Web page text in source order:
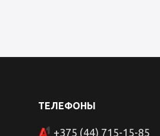
ТЕЛЕФОНЫ
+375 (44) 715-15-85